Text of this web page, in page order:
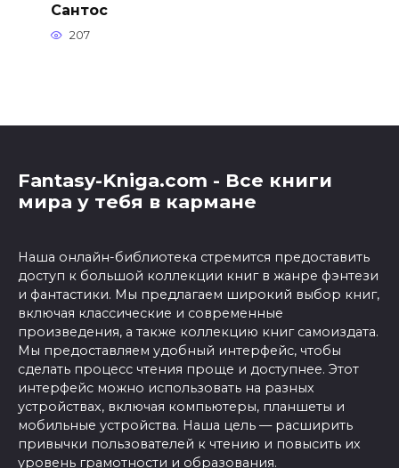
Сантос
207
Fantasy-Kniga.com - Все книги
мира у тебя в кармане
Наша онлайн-библиотека стремится предоставить
доступ к большой коллекции книг в жанре фэнтези
и фантастики. Мы предлагаем широкий выбор книг,
включая классические и современные
произведения, а также коллекцию книг самоиздата.
Мы предоставляем удобный интерфейс, чтобы
сделать процесс чтения проще и доступнее. Этот
интерфейс можно использовать на разных
устройствах, включая компьютеры, планшеты и
мобильные устройства. Наша цель — расширить
привычки пользователей к чтению и повысить их
уровень грамотности и образования.